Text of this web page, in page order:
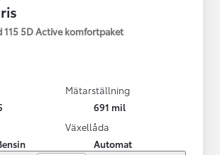
115 5D Active komfortpaket
Mätarställning
691 mil
Växellåda
Automat